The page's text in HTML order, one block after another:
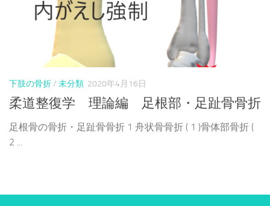
下肢の骨折/ 未分類 2020年4月16日
柔道整復学 理論編 足根部・足趾骨骨折
足根骨の骨折・足趾骨骨折 1 舟状骨骨折 ( 1 )骨体部骨折 (
2 ...